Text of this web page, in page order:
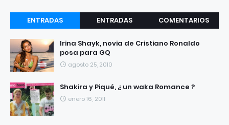
ENTRADAS
RECIENTES
ENTRADAS
COMENTARIOS
Irina Shayk, novia de Cristiano Ronaldo
posa para GQ
agosto 25, 2010
Shakira y Piqué, ¿ un waka Romance ?
enero 16, 2011